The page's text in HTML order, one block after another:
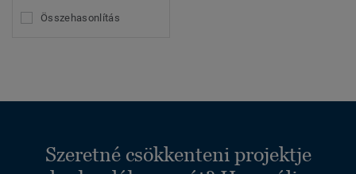
Összehasonlítás
Szeretné csökkenteni projektje